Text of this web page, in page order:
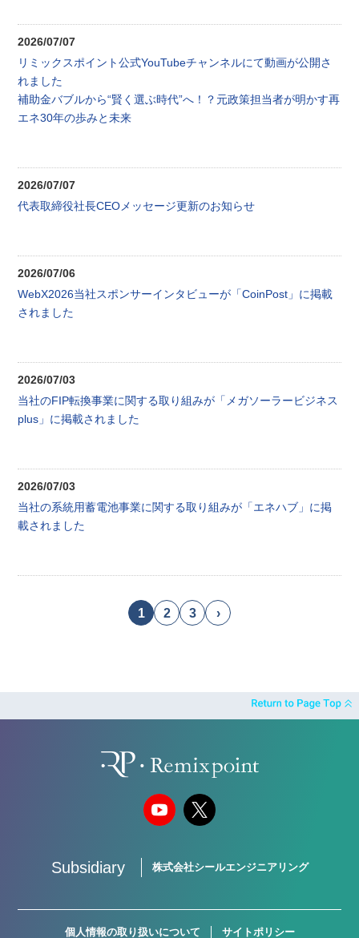
2026/07/07
リミックスポイント公式YouTubeチャンネルにて動画が公開さ
れました
補助金バブルから“賢く選ぶ時代”へ！？元政策担当者が明かす再
エネ30年の歩みと未来
2026/07/07
代表取締役社長CEOメッセージ更新のお知らせ
2026/07/06
WebX2026当社スポンサーインタビューが「CoinPost」に掲載
されました
2026/07/03
当社のFIP転換事業に関する取り組みが「メガソーラービジネス
plus」に掲載されました
2026/07/03
当社の系統用蓄電池事業に関する取り組みが「エネハブ」に掲
載されました
1 2 3 ›
Subsidiary 株式会社シールエンジニアリング
個人情報の取り扱いについて サイトポリシー